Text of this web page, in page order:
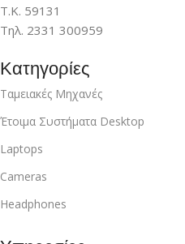
Τ.Κ. 59131
Τηλ. 2331 300959
Κατηγορίες
Ταμειακές Μηχανές
Έτοιμα Συστήματα Desktop
Laptops
Cameras
Headphones